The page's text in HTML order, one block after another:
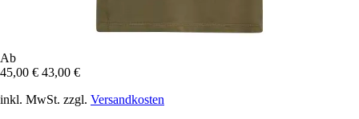
Ab
45,00 € 43,00 €
inkl. MwSt. zzgl. Versandkosten